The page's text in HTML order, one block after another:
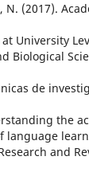
N. (2017).
University
Biological
de
the
language
and